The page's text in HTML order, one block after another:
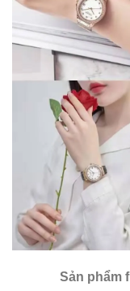
Sản phẩm